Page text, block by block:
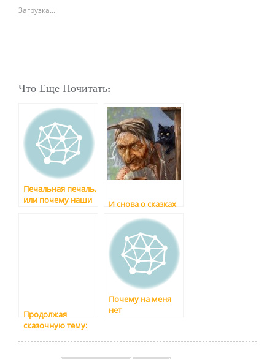
Загрузка...
Что Еще Почитать:
Печальная печаль,
или почему наши
И снова о сказках
Продолжая
сказочную тему:
Почему на меня
нет
хороводоводоведов